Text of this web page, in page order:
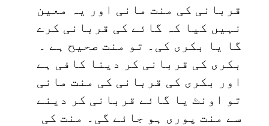
قربانی کی منت مانی اور یہ معین
نہیں کیا کہ گائے کی قربانی کرے
گا یا بکری کی۔ تو منت صحیح ہے ۔
بکری کی قربانی کر دینا کافی ہے
اور بکری کی قربانی کی منت مانی
تو اونٹ یا گائے قربانی کر دینے
سے منت پوری ہو جائے گی۔ منت کی